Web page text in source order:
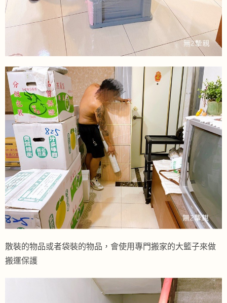
散裝的物品或者袋裝的物品，會使用專門搬家的大籃子來做
搬運保護